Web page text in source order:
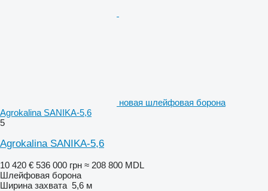
новая шлейфовая борона
Agrokalina SANIKA-5,6
5
Agrokalina SANIKA-5,6
10 420 € 536 000 грн ≈ 208 800 MDL
Шлейфовая борона
Ширина захвата 5,6 м